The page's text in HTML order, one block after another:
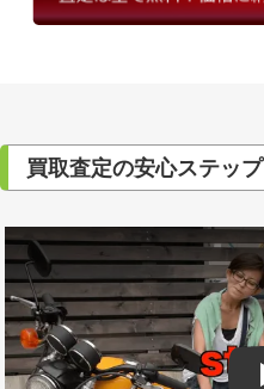
買取査定の安心ステップ